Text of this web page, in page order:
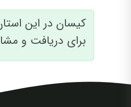
کیسان در این
برای دریافت و